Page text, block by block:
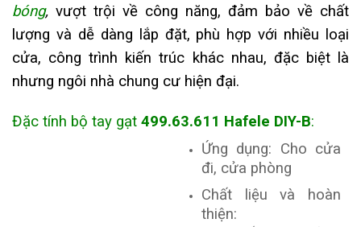
bóng, vượt trội về công năng, đảm bảo về chất
lượng và dễ dàng lắp đặt, phù hợp với nhiều loại
cửa, công trình kiến trúc khác nhau, đặc biệt là
nhưng ngôi nhà chung cư hiện đại.
Đặc tính bộ tay gạt 499.63.611 Hafele DIY-B:
Ứng dụng: Cho cửa
đi, cửa phòng
Chất liệu và hoàn
thiện: